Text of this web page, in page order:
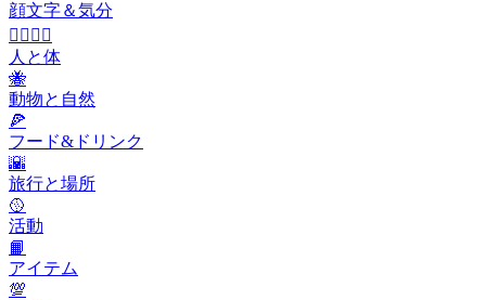
顔文字＆気分
👩‍❤️‍💋‍👨
人と体
🐝
動物と自然
🍕
フード&ドリンク
🌇
旅行と場所
🥎
活動
📙
アイテム
💯